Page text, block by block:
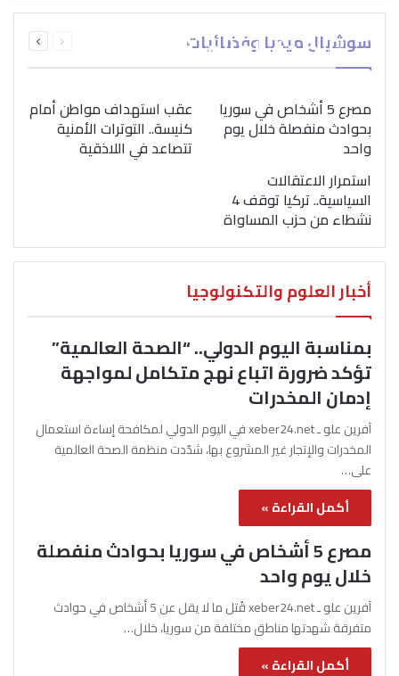
سوشيال ميديا وفضائيات الصفحةالصفحة
بمناسبة اليوم الدولي..
“الصحة العالمية” تؤكد
ضرورة اتباع نهج متكامل
لمواجهة إدمان المخدرات
مصرع 5 أشخاص في سوريا
بحوادث منفصلة خلال يوم
واحد
عقب استهداف مواطن أمام
كنيسة.. التوترات الأمنية
تتصاعد في اللاذقية
استمرار الاعتقالات
السياسية.. تركيا توقف 4
نشطاء من حزب المساواة
أخبار العلوم والتكنولوجيا
بمناسبة اليوم الدولي.. “الصحة العالمية”
تؤكد ضرورة اتباع نهج متكامل لمواجهة
إدمان المخدرات
آفرين علو ـ xeber24.net في اليوم الدولي لمكافحة إساءة استعمال
المخدرات والإتجار غير المشروع بها، شدّدت منظمة الصحة العالمية
على…
أكمل القراءة »
مصرع 5 أشخاص في سوريا بحوادث منفصلة
خلال يوم واحد
آفرين علو ـ xeber24.net قُتل ما لا يقل عن 5 أشخاص في حوادث
متفرقة شهدتها مناطق مختلفة من سوريا، خلال…
أكمل القراءة »